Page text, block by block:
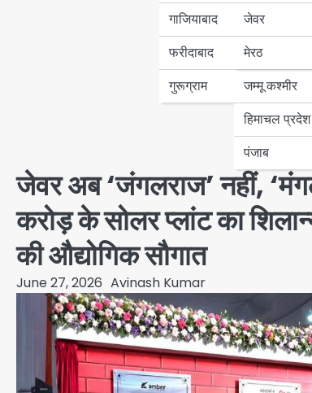
गाजियाबाद
फरीदाबाद
गुरूग्राम
जेवर
मेरठ
पंजाब
हरियाणा
जम्मू कश्मीर
हिमाचल प्रदेश
पंजाब
जेवर अब ‘जंगलराज’ नहीं,
करोड़ के सोलर प्लांट का
की औद्योगिक सौगात
June 27, 2026 Avinash Kumar